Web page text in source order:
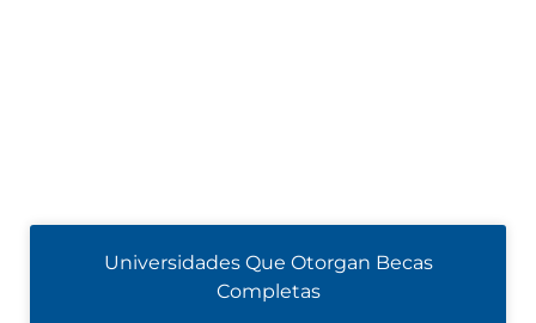
Universidades Que Otorgan Becas
Completas